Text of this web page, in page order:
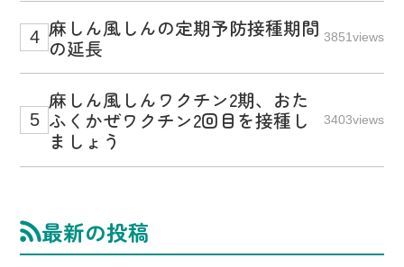
麻しん風しんの定期予防接種期間
の延長 3851views
麻しん風しんワクチン2期、おた
ふくかぜワクチン2回目を接種し
ましょう
3403views
最新の投稿